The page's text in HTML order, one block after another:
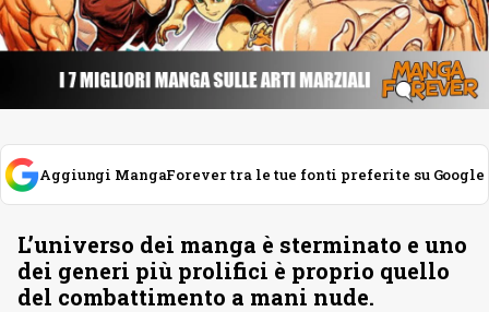
Aggiungi MangaForever tra le tue fonti preferite su Google
L’universo dei manga è sterminato e uno
dei generi più prolifici è proprio quello
del combattimento a mani nude.